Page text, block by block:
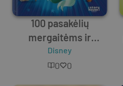
100 pasakėlių
mergaitėms ir
berniukams
Disney
0 0